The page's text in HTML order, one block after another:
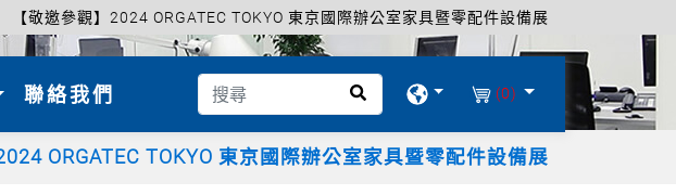
【敬邀參觀】2024 ORGATEC TOKYO 東京國際辦公室家具暨零配件設備展
聯絡我們 (0)
ORGATEC TOKYO 東京國際辦公室家具暨零配件設備展